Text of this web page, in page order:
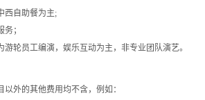
西自助餐为主;
；
游轮员工编演，娱乐互动为主，非专业团队演艺。
外的其他费用均不含，例如：